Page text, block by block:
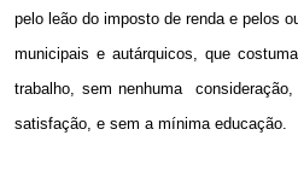
pelo leão do imposto de renda e pelos
municipais e autárquicos, que
trabalho, sem nenhuma
satisfação, e sem a mínima educação.